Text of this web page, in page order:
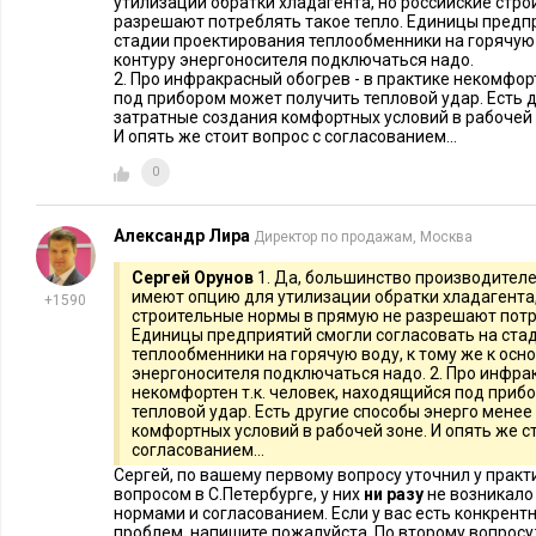
должен быть инициатором, центром постановки задачи по
затратами.
Тогда давайте разберемся, кто же должен быть
считают, что ответственным за работу с затратами
которому подчиняются данные менеджеры. Таких на
менеджеры не всегда обладают достаточными навыками и
выполнения своих прямых обязанностей. И вот теперь мы
дополнительную серьезную задачу по снижению затрат и
этой задачи. Теперь нам нужно следующее: научить их
добиваться результата в очень непростых переговорах.
Я пожму вам руку, если ваш начальник производственного
компетентен в вопросах организации пищевого
блестящие ( хотя бы хорошие переговоры) с поставщиками
Я считаю этот путь абсолютно правильным, но…. Очень
разрешают потреблять такое тепло. Единицы
стадии проектирования теплообменники на
контуру энергоносителя подключаться надо.
2. Про инфракрасный обогрев - в практике
под прибором может получить тепловой удар. Есть
затратные создания комфортных условий в рабочей
И опять же стоит вопрос с согласованием...
0
+1590
Александр Лира Директор по продажам, Москва
Сергей Орунов 1. Да, большинство
имеют опцию для утилизации обратки
строительные нормы в прямую не разрешают
Единицы предприятий смогли согласовать на
теплообменники на горячую воду, к тому же к
энергоносителя подключаться надо. 2. Про
некомфортен т.к. человек, находящийся под
тепловой удар. Есть другие способы энерго
комфортных условий в рабочей зоне. И опять же
согласованием...
Сергей, по вашему первому вопросу уточнил у
вопросом в С.Петербурге, у них ни разуне
нормами и согласованием. Если у вас есть